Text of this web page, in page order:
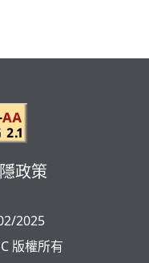
政策
2025
版權所有